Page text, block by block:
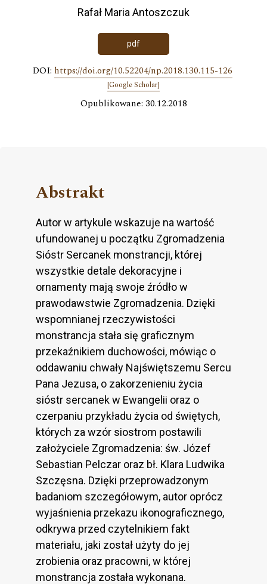
Rafał Maria Antoszczuk
pdf
DOI: https://doi.org/10.52204/np.2018.130.115-126
[Google Scholar]
Opublikowane: 30.12.2018
Abstrakt
Autor w artykule wskazuje na wartość
ufundowanej u początku Zgromadzenia
Sióstr Sercanek monstrancji, której
wszystkie detale dekoracyjne i
ornamenty mają swoje źródło w
prawodawstwie Zgromadzenia. Dzięki
wspomnianej rzeczywistości
monstrancja stała się graficznym
przekaźnikiem duchowości, mówiąc o
oddawaniu chwały Najświętszemu Sercu
Pana Jezusa, o zakorzenieniu życia
sióstr sercanek w Ewangelii oraz o
czerpaniu przykładu życia od świętych,
których za wzór siostrom postawili
założyciele Zgromadzenia: św. Józef
Sebastian Pelczar oraz bł. Klara Ludwika
Szczęsna. Dzięki przeprowadzonym
badaniom szczegółowym, autor oprócz
wyjaśnienia przekazu ikonograficznego,
odkrywa przed czytelnikiem fakt
materiału, jaki został użyty do jej
zrobienia oraz pracowni, w której
monstrancja została wykonana.